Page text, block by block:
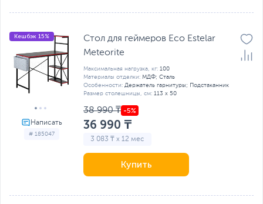
# 185047
Кешбэк 15%
Стол для геймеров Eco Estelar
Meteorite
Максимальная нагрузка, кг: 100
Материалы отделки: МДФ; Сталь
Особенности: Держатель гарнитуры; Подстаканник
Размер столешницы, см: 113 x 50
38 990 ₸
36 990 ₸
3 083 ₸ x 12 мес
Купить